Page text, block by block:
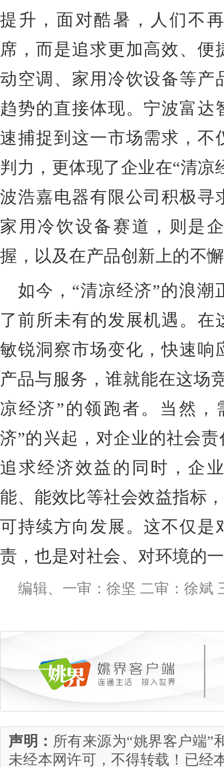
提升，面对酷暑，人们不
席，而是追求更加高效、
动空调、家用冷饮设备等产
趋势的直接体现。宁波富达
速捕捉到这一市场需求，不
判力，更体现了企业在“清凉
波浩嘉电器有限公司积极寻
家用冷饮设备赛道，则是
握，以及在产品创新上的不
如今，“清凉经济”的浪
了前所未有的发展机遇。
敏锐洞察市场变化，快速响
产品与服务，谁就能在这场
凉经济”的领跑者。当然，
济”的兴起，对企业的社会
追求经济效益的同时，企
能、能效比等社会效益指标
可持续方向发展。这不仅是
责，也是对社会、对环境的
编辑、一审：徐坚 二审：徐斌
声明： 所有来源为“姚界客户端”
未经本网许可，不得转载！已经